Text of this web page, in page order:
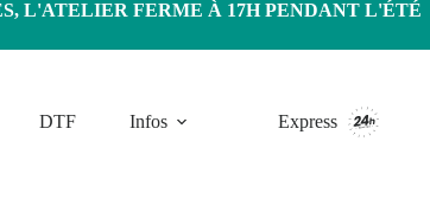
L'ATELIER FERME À 17H PENDANT L'ÉTÉ
DTF Infos Express